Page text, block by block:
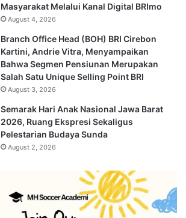
Masyarakat Melalui Kanal Digital BRImo
August 4, 2026
Branch Office Head (BOH) BRI Cirebon
Kartini, Andrie Vitra, Menyampaikan
Bahwa Segmen Pensiunan Merupakan
Salah Satu Unique Selling Point BRI
August 3, 2026
Semarak Hari Anak Nasional Jawa Barat
2026, Ruang Ekspresi Sekaligus
Pelestarian Budaya Sunda
August 2, 2026